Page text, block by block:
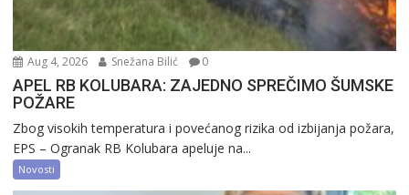
Aug 4, 2026 Snežana Bilić 0
APEL RB KOLUBARA: ZAJEDNO SPREČIMO ŠUMSKE
POŽARE
Zbog visokih temperatura i povećanog rizika od izbijanja požara,
EPS – Ogranak RB Kolubara apeluje na...
Novosti